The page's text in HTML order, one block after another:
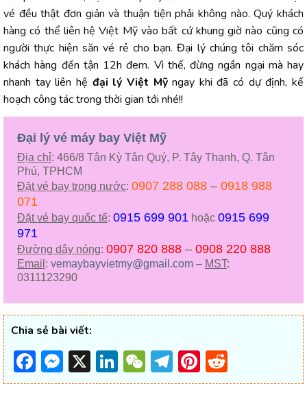
vé đều thật đơn giản và thuận tiện phải không nào. Quý khách
hàng có thể liên hệ Việt Mỹ vào bất cứ khung giờ nào cũng có
người thực hiện săn vé rẻ cho bạn. Đại lý chúng tôi chăm sóc
khách hàng đến tận 12h đem. Vì thế, đừng ngần ngại mà hay
nhanh tay liên hệ đại lý Việt Mỹngay khi đã có dự định, kế
hoạch công tác trong thời gian tới nhé!!
Đại lý vé máy bay Việt Mỹ
Địa chỉ: 466/8 Tân Kỳ Tân Quý, P. Tây Thạnh, Q. Tân
Phú, TPHCM
Đặt vé bay trong nước: 0907 288 088 – 0918 988
071
Đặt vé bay quốc tế: 0915 699 901 hoặc 0915 699
971
Đường dây nóng: 0907 820 888 – 0908 220 888
Email : vemaybayvietmy@gmail.com – MST:
0311123290
Chia sẻ bài viết:
Facebook
Messenger
X LinkedIn
WeChat
Telegram
Pinterest